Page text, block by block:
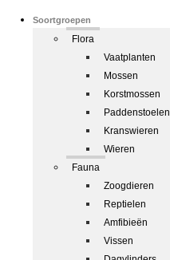
Soortgroepen
Flora
Vaatplanten
Mossen
Korstmossen
Paddenstoelen
Kranswieren
Wieren
Fauna
Zoogdieren
Reptielen
Amfibieën
Vissen